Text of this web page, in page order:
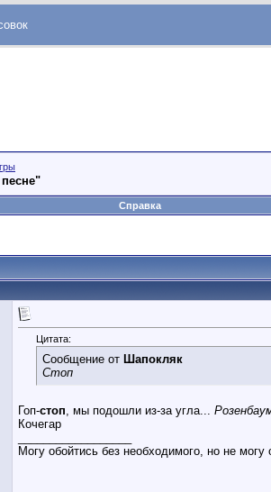
Справка
Цитата:
Сообщение от Шапокляк
Стоп
Гоп-стоп, мы подошли из-за угла...
Кочегар
Могу обойтись без необходимого, но не могу